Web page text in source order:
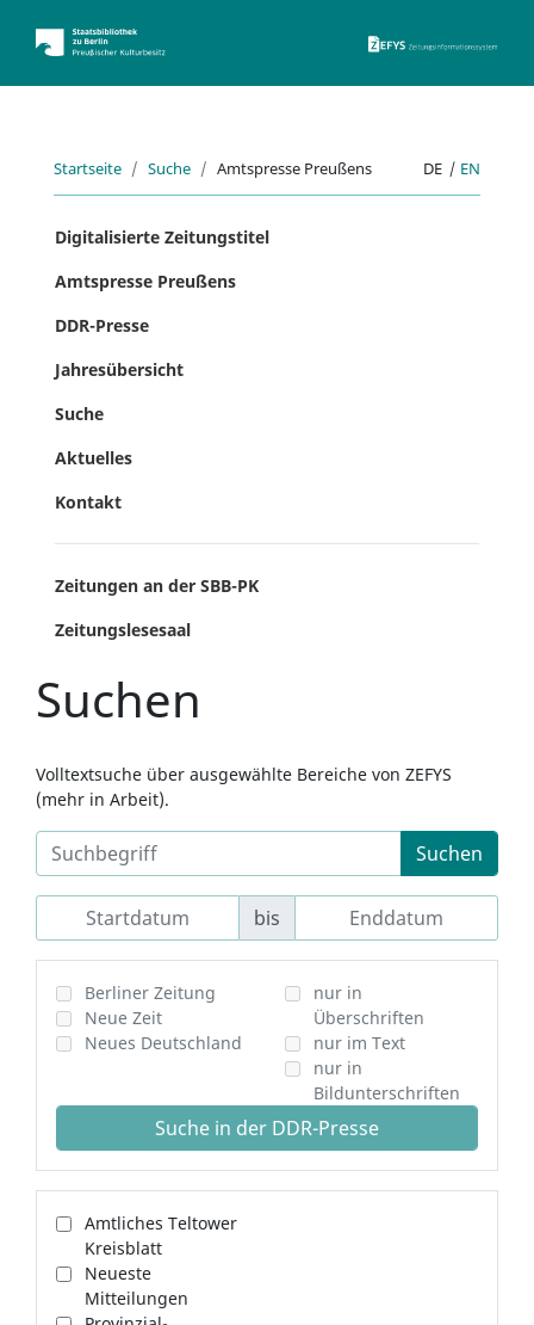
Startseite Suche Amtspresse Preußens DE | EN
Digitalisierte Zeitungstitel
Amtspresse Preußens
DDR-Presse
Jahresübersicht
Suche
Aktuelles
Kontakt
Zeitungen an der SBB-PK
Zeitungslesesaal
Suchen
Volltextsuche über ausgewählte Bereiche von ZEFYS
(mehr in Arbeit).
Suchen
bis
Berliner Zeitung
Neue Zeit
Neues Deutschland
nur in
Überschriften
nur im Text
nur in
Bildunterschriften
Suche in der DDR-Presse
Amtliches Teltower
Kreisblatt
Neueste
Mitteilungen